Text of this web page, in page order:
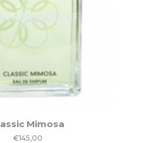
Mimosa
€145,00